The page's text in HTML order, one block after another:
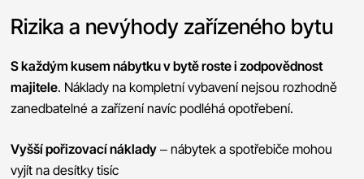
Rizika a nevýhody zařízeného bytu
S každým kusem nábytku v bytě roste i zodpovědnost
majitele. Náklady na kompletní vybavení nejsou rozhodně
zanedbatelné a zařízení navíc podléhá opotřebení.
Vyšší pořizovací náklady – nábytek a spotřebiče mohou
vyjít na desítky tisíc